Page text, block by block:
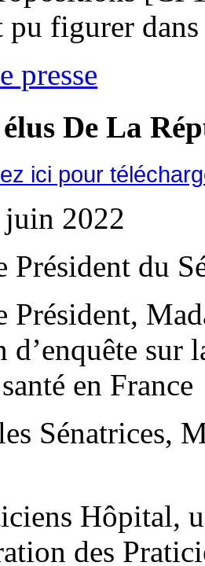
pu figurer
presse
De La
ici pour
juin 2022
Président du
Président,
d’enquête sur
en France
Sénatrices,
Hôpital,
des